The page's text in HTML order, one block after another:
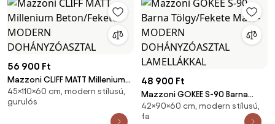
56 900 Ft
Mazzoni CLIFF MATT Millenium
Beton/Fekete - MODERN
DOHÁNYZÓASZTAL
45×110×60 cm, modern stílusú,
gurulós
48 900 Ft
Mazzoni GOKEE S-90 Barna
Tölgy/Fekete Matt - MODERN
DOHÁNYZÓASZTAL LAMELLÁKKAL
42×90×60 cm, modern stílusú,
fa